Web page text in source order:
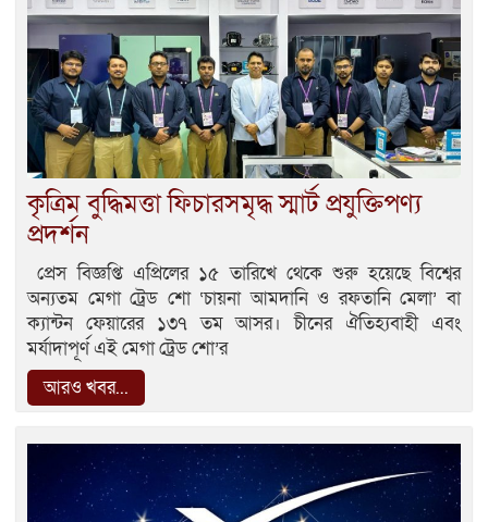
কৃত্রিম বুদ্ধিমত্তা ফিচারসমৃদ্ধ স্মার্ট প্রযুক্তিপণ্য
প্রদর্শন
প্রেস বিজ্ঞপ্তি এপ্রিলের ১৫ তারিখে থেকে শুরু হয়েছে বিশ্বের
অন্যতম মেগা ট্রেড শো ‘চায়না আমদানি ও রফতানি মেলা’ বা
ক্যান্টন ফেয়ারের ১৩৭ তম আসর। চীনের ঐতিহ্যবাহী এবং
মর্যাদাপূর্ণ এই মেগা ট্রেড শো’র
আরও খবর...